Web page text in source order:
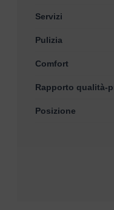
Servizi
Pulizia
Comfort
Rapporto qualità-
Posizione